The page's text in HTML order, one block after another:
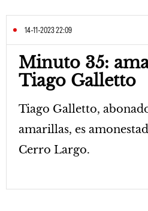
14-11-2023 22:09
Minuto 35:
Tiago Galletto
Tiago Galletto,
amarillas, es
Cerro Largo.